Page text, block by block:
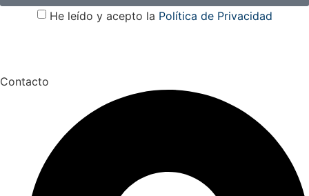
He leído y acepto la Política de Privacidad
Contacto